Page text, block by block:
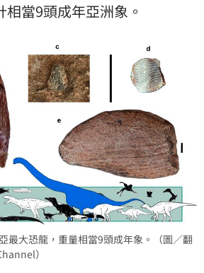
當9頭成年亞洲象。
最大恐龍，重量相當9頭成年象。（圖／翻
）